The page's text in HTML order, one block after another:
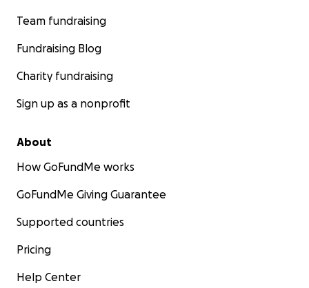
Team fundraising
Fundraising Blog
Charity fundraising
Sign up as a nonprofit
About
How GoFundMe works
GoFundMe Giving Guarantee
Supported countries
Pricing
Help Center